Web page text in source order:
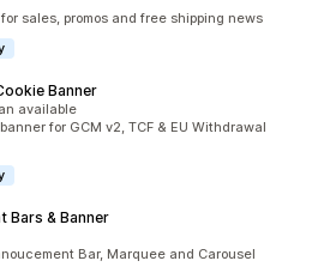
sales, promos and free shipping news
Banner
available
banner for GCM v2, TCF & EU Withdrawal
Bars & Banner
Bar, Marquee and Carousel